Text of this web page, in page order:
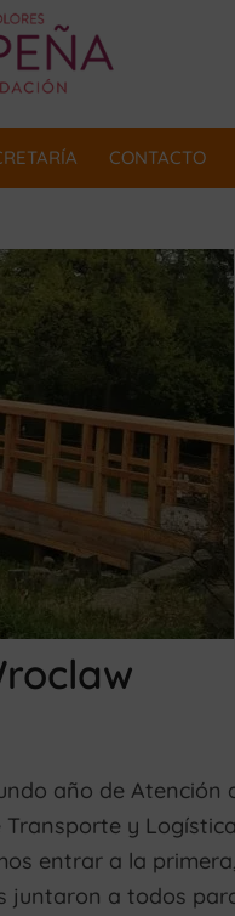
CONTACTO
año de Atención
Transporte y
entrar a la primera,
juntaron a todos